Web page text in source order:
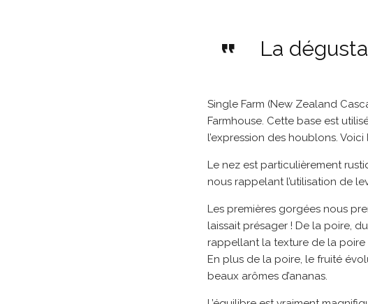
La
Single Farm (New Zealand
Farmhouse. Cette base est
l’expression des houblons.
Le nez est particulièrement
nous rappelant l’utilisation de
Les premières gorgées nous
laissait présager ! De la poire,
rappellant la texture de la poire
En plus de la poire, le fruité
beaux arômes d’ananas.